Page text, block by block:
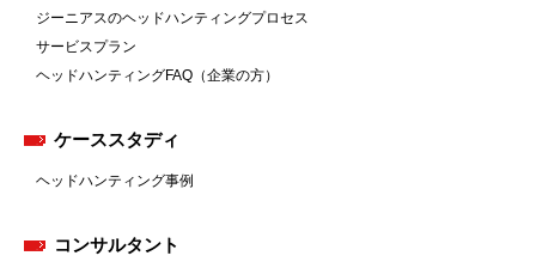
ジーニアスのヘッドハンティングプロセス
サービスプラン
ヘッドハンティングFAQ（企業の方）
ケーススタディ
ヘッドハンティング事例
コンサルタント